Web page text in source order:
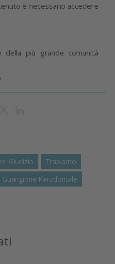
è necessario accedere
più grande comunità
Giudizio
Trapianto
Guarigione Parodontale